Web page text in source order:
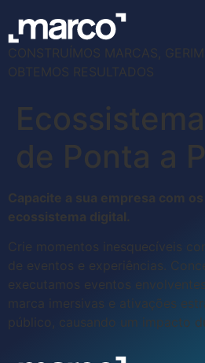
CONSTRUÍMOS MARCAS,
OBTEMOS RESULTADOS
de Ponta a
Capacite a sua empresa com
ecossistema digital.
Crie momentos inesquecíveis
de eventos e experiências.
executamos eventos
marca imersivas e ativações
público, causando um impacto